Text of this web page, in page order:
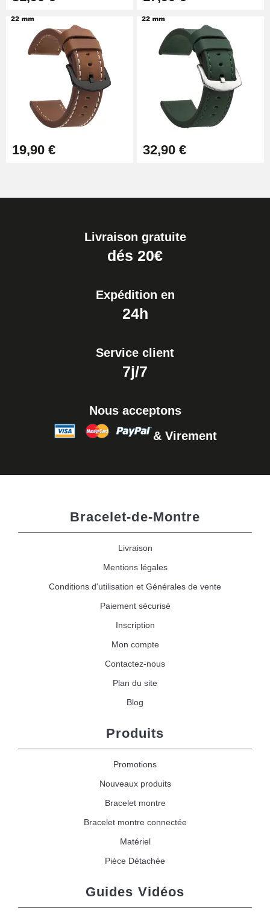
19,90 € 32,90 €
Livraison gratuite
dés 20€
Expédition en
24h
Service client
7j/7
Nous acceptons
& Virement
Bracelet-de-Montre
Livraison
Mentions légales
Conditions d'utilisation et Générales de vente
Paiement sécurisé
Inscription
Mon compte
Contactez-nous
Plan du site
Blog
Produits
Promotions
Nouveaux produits
Bracelet montre
Bracelet montre connectée
Matériel
Pièce Détachée
Guides Vidéos